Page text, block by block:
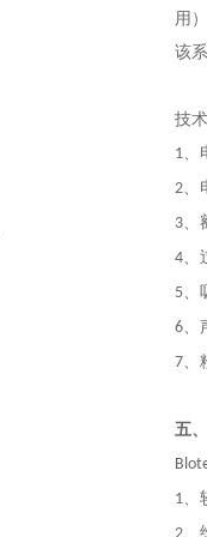
用
该
技
1、
2、
3、
4、
5、
6、
7、
五、
1、